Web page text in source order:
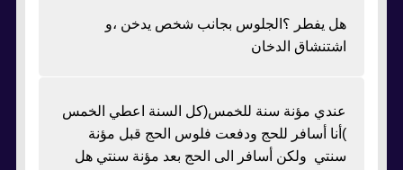
هل يفطر ؟الجلوس بجانب شخص يدخن ،و
اشتنشاق الدخان
عندي مؤنة سنة للخمس(كل السنة اعطي الخمس
)أنا أسافر للحج ودفعت فلوس الحج قبل مؤنة
سنتي ولكن أسافر الى الحج بعد مؤنة سنتي هل